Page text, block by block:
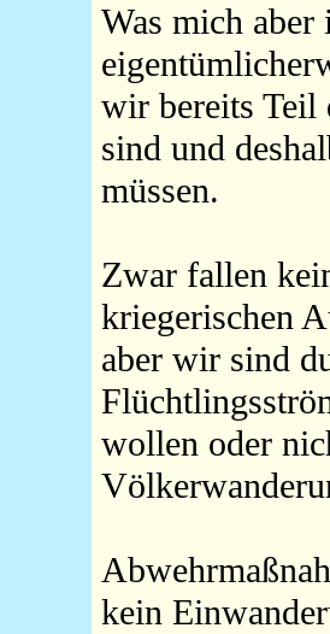
Was mich
wir bereits
sind und
müssen.
Zwar fallen
kriegerischen
aber wir sind
wollen oder
kein